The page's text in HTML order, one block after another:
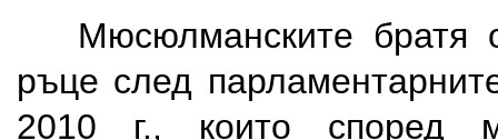
Мюсюлманските братя
ръце след
2010 г., които според